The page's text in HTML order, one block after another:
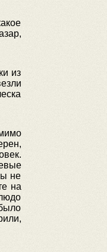
из
не
на